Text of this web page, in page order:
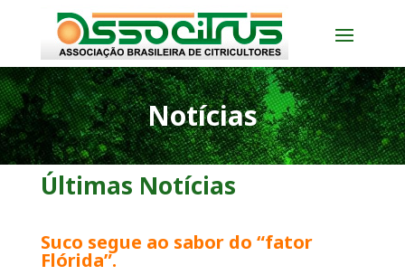
Notícias
Últimas Notícias
Suco segue ao sabor do “fator
Flórida”.